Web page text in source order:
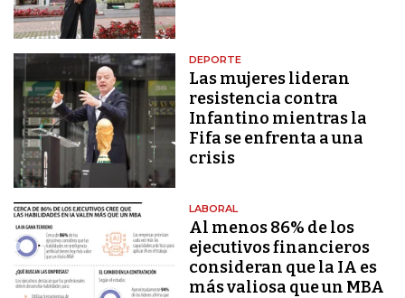
DEPORTE
Las mujeres lideran
resistencia contra
Infantino mientras la
Fifa se enfrenta a una
crisis
LABORAL
Al menos 86% de los
ejecutivos financieros
consideran que la IA es
más valiosa que un MBA